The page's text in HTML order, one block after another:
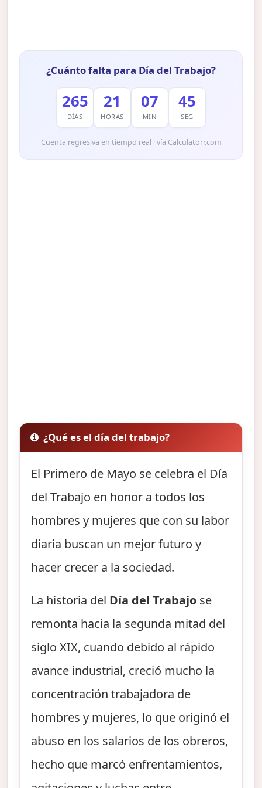
¿Cuánto falta para Día del Trabajo?
265
DÍAS
21
HORAS
07
MIN
44
SEG
Cuenta regresiva en tiempo real · vía Calculatorr.com
¿Qué es el día del trabajo?
El Primero de Mayo se celebra el Día
del Trabajo en honor a todos los
hombres y mujeres que con su labor
diaria buscan un mejor futuro y
hacer crecer a la sociedad.
La historia del Día del Trabajo se
remonta hacia la segunda mitad del
siglo XIX, cuando debido al rápido
avance industrial, creció mucho la
concentración trabajadora de
hombres y mujeres, lo que originó el
abuso en los salarios de los obreros,
hecho que marcó enfrentamientos,